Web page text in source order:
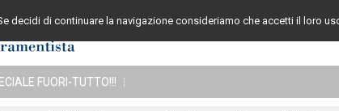
Assistenza clienti
FUORI-TUTTO!!!
decidi di continuare la navigazione consideriamo che accetti il loro